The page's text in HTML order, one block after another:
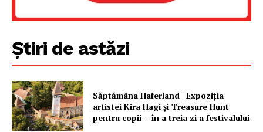
Despre noi / Echipa
Proiecte editoriale
Rețea
Contact
Știri de astăzi
Săptămâna Haferland | Expoziţia
artistei Kira Hagi şi Treasure Hunt
pentru copii – în a treia zi a festivalului